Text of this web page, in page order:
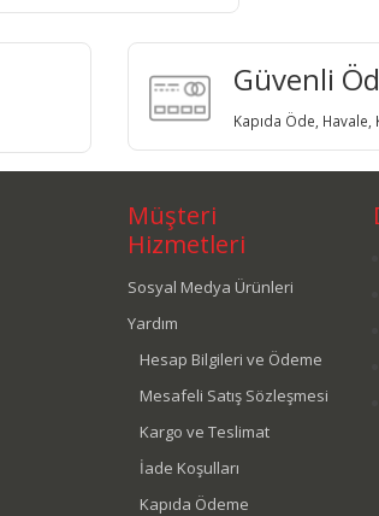
Güvenli
Kapıda Öde, Havale,
Müşteri
Hizmetleri
Sosyal Medya Ürünleri
Yardım
Hesap Bilgileri ve Ödeme
Mesafeli Satış Sözleşmesi
Kargo ve Teslimat
İade Koşulları
Kapıda Ödeme